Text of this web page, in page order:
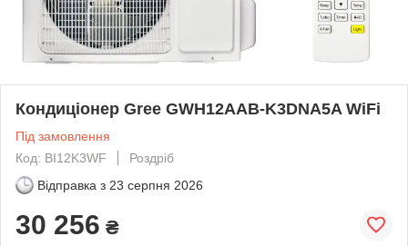
Кондиціонер Gree GWH12AAB-K3DNA5A WiFi
Під замовлення
Код: BI12K3WF
Роздріб
Відправка з 23 серпня 2026
30 256 ₴